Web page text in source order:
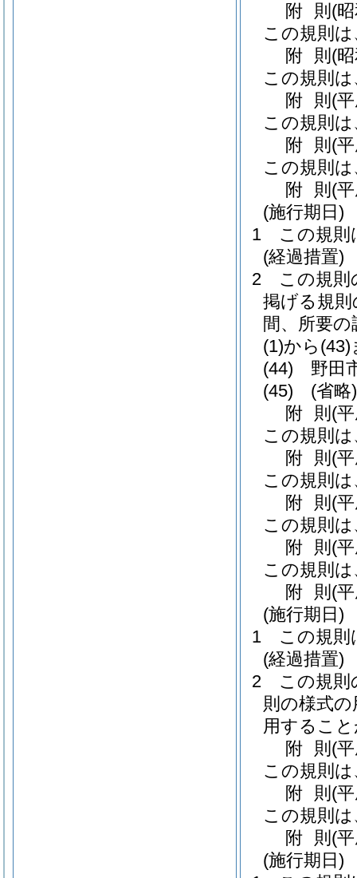
附 則 (
この規則
附 則 (
この規則
附 則 (
この規則
附 則 (
この規則
附 則 (
(施行期日)
1
この規則
(経過措置)
2
この規則
掲げる規
間、所要
(1)から(43)
(44)
野田
(45)
(省略)
附 則 (
この規則
附 則 (
この規則
附 則 (
この規則
附 則 (
この規則
附 則 (
(施行期日)
1
この規則
(経過措置)
2
この規則
則の様式
用するこ
附 則 (
この規則
附 則 (
この規則
附 則 (
(施行期日)